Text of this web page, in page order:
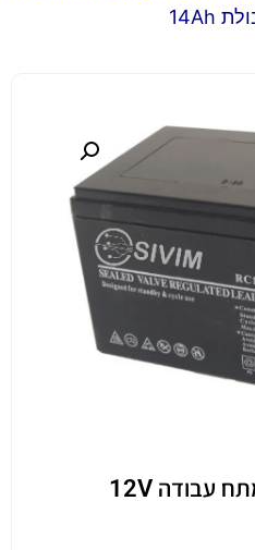
מצבר עופרת SLA מתח עבודה 12V